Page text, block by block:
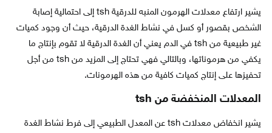
يشير ارتفاع معدلات الهرمون المنبه للدرقية tsh إلى احتمالية إصابة
الشخص بقصور أو كسل في نشاط الغدة الدرقية، حيث أن وجود كميات
غير طبيعية من tsh في الدم يعني أن الغدة الدرقية لا تقوم بإنتاج ما
يكفي من هرموناتها، وبالتالي فهي تحتاج إلى المزيد من tsh من أجل
تحفيزها على إنتاج كميات كافية من هذه الهرمونات.
المعدلات المنخفضة من tsh
يشير انخفاض معدلات tsh عن المعدل الطبيعي إلى فرط نشاط الغدة